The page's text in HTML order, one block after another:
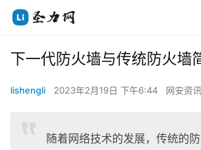
下一代防火墙与传统防火墙
lishengli 2023年2月19日 下午6:44 网安资讯
随着网络技术的发展，传统的